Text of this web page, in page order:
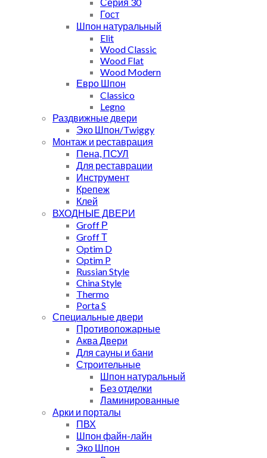
Гост
Шпон натуральный
Elit
Wood Classic
Wood Flat
Wood Modern
Евро Шпон
Classico
Legno
Раздвижные двери
Эко Шпон/Twiggy
Монтаж и реставрация
Пена, ПСУЛ
Для реставрации
Инструмент
Крепеж
Клей
ВХОДНЫЕ ДВЕРИ
Groff Р
Groff Т
Optim D
Optim P
Russian Style
China Style
Thermo
Porta S
Специальные двери
Противопожарные
Аква Двери
Для сауны и бани
Строительные
Шпон натуральный
Без отделки
Ламинированные
Арки и порталы
ПВХ
Шпон файн-лайн
Эко Шпон